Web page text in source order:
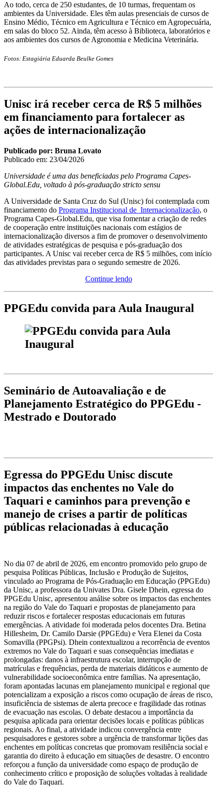
Ao todo, cerca de 250 estudantes, de 10 turmas, frequentam os
ambientes da Universidade. Eles têm aulas presenciais de cursos de
Ensino Médio, Técnico em Agricultura e Técnico em Agropecuária,
em salas do bloco 52. Ainda, têm acesso à Biblioteca, laboratórios e
aos ambientes dos cursos de Agronomia e Medicina Veterinária.
Fotos: Estagiária Eduarda Beulke Gomes
Unisc irá receber cerca de R$ 5 milhões
em financiamento para fortalecer as
ações de internacionalização
Publicado por: Bruna Lovato
Publicado em: 23/04/2026
Universidade é uma das beneficiadas pelo Programa Capes-
Global.Edu, voltado à pós-graduação stricto sensu
A Universidade de Santa Cruz do Sul (Unisc) foi contemplada com
financiamento do Programa Institucional de Internacionalização, o
Programa Capes-Global.Edu, que visa fomentar a criação de redes
de cooperação entre instituições nacionais com estágios de
internacionalização diversos a fim de promover o desenvolvimento
de atividades estratégicas de pesquisa e pós-graduação dos
participantes. A Unisc vai receber cerca de R$ 5 milhões, com início
das atividades previstas para o segundo semestre de 2026.
Continue lendo
PPGEdu convida para Aula Inaugural
Seminário de Autoavaliação e de
Planejamento Estratégico do PPGEdu -
Mestrado e Doutorado
Egressa do PPGEdu Unisc discute
impactos das enchentes no Vale do
Taquari e caminhos para prevenção e
manejo de crises a partir de políticas
públicas relacionadas à educação
No dia 07 de abril de 2026, em encontro promovido pelo grupo de
pesquisa Políticas Públicas, Inclusão e Produção de Sujeitos,
vinculado ao Programa de Pós-Graduação em Educação (PPGEdu)
da Unisc, a professora da Univates Dra. Gisele Dhein, egressa do
PPGEdu Unisc, apresentou análise sobre os impactos das enchentes
na região do Vale do Taquari e propostas de planejamento para
reduzir riscos e fortalecer respostas educacionais em futuras
emergências. A atividade foi moderada pelos docentes Dra. Betina
Hillesheim, Dr. Camilo Darsie (PPGEdu) e Vera Elenei da Costa
Somavilla (PPGPsi). Dhein contextualizou a recorrência de eventos
extremos no Vale do Taquari e suas consequências imediatas e
prolongadas: danos à infraestrutura escolar, interrupção de
matrículas e frequências, perda de materiais didáticos e aumento de
vulnerabilidade socioeconômica entre famílias. Na apresentação,
foram apontadas lacunas em planejamento municipal e regional que
potencializam a exposição a riscos como ocupação de áreas de risco,
insuficiência de sistemas de alerta precoce e fragilidade das rotinas
de evacuação nas escolas. O debate destacou a importância da
pesquisa aplicada para orientar decisões locais e políticas públicas
regionais. Ao final, a atividade indicou convergência entre
pesquisadores e gestores sobre a urgência de transformar lições das
enchentes em políticas concretas que promovam resiliência social e
garantia do direito à educação em situações de desastre. O encontro
reforçou a função da universidade como espaço de produção de
conhecimento crítico e proposição de soluções voltadas à realidade
do Vale do Taquari.